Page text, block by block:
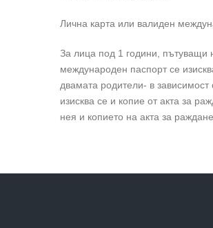
Лична карта или валиден
За лица под 1 години, пътуващи
международен паспорт се
двамата родители- в
изисква се и копие от акта за
нея и копието на акта за